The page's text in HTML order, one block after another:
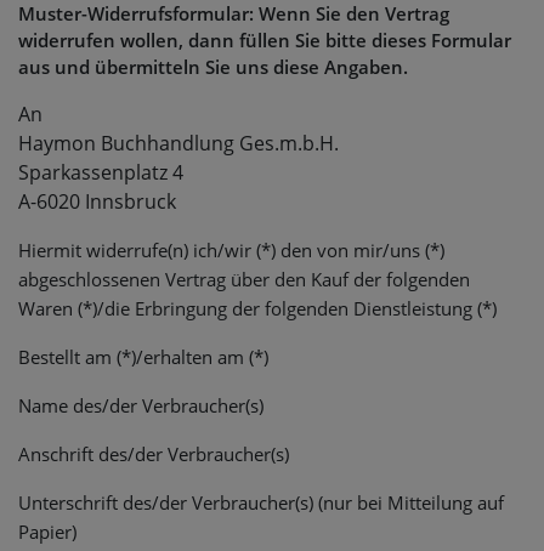
Muster-Widerrufsformular: Wenn Sie den Vertrag
widerrufen wollen, dann füllen Sie bitte dieses Formular
aus und übermitteln Sie uns diese Angaben.
An
Haymon Buchhandlung Ges.m.b.H.
Sparkassenplatz 4
A-6020 Innsbruck
Hiermit widerrufe(n) ich/wir (*) den von mir/uns (*)
abgeschlossenen Vertrag über den Kauf der folgenden
Waren (*)/die Erbringung der folgenden Dienstleistung (*)
Bestellt am (*)/erhalten am (*)
Name des/der Verbraucher(s)
Anschrift des/der Verbraucher(s)
Unterschrift des/der Verbraucher(s) (nur bei Mitteilung auf
Papier)